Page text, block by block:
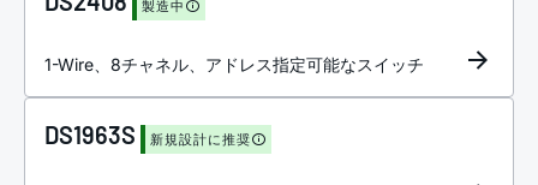
製造中
1-Wire、8チャネル、アドレス指定可能なスイッチ
DS1963S 新規設計に推奨